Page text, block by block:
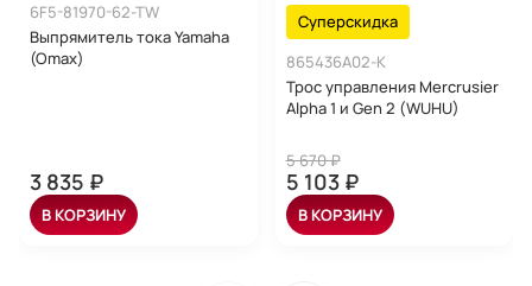
6F5-81970-62-TW
Выпрямитель тока Yamaha
(Omax)
3 835 ₽
В КОРЗИНУ
Суперскидка
865436A02-K
Трос управления Mercrusier
Alpha 1 и Gen 2 (WUHU)
5 670 ₽
5 103 ₽
В КОРЗИНУ